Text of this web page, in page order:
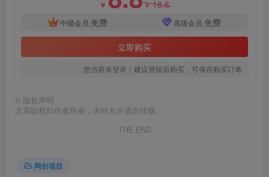
￥ ￥18.8
中级会员 免费 高级会员 免费
立即购买
您当前未登录！建议登陆后购买，可保存购买订单
© 版权声明
文章版权归作者所有，未经允许请勿转载。
THE END
网创项目